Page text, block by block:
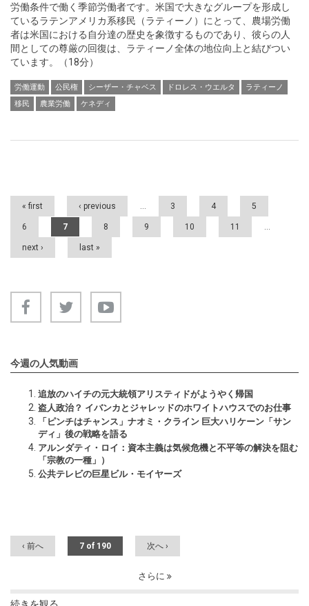
労働条件で働く季節労働者です。米国で大きなグループを形成し
ているラテンアメリカ系移民（ラティーノ）にとって、農場労働
者は米国における自分達の歴史を象徴するものであり、彼らの人
間としての尊厳の回復は、ラティーノ全体の地位向上と結びつい
ています。（18分）
労働運動 公民権 シーザー・チャベス ドロレス・ウエルタ
ラティーノ
移民
農業労働 ケネディ
Pages
« first ‹ previous … 3 4 5
6 7 8 9 10 11 …
next › last »
今週の人気動画
追放のハイチの元大統領アリスティドがようやく帰国
盗人政治？ イバンカとジャレッドのホワイトハウスでのお仕事
「ピンチはチャンス」ナオミ・クライン 巨大ハリケーン「サン
ディ」後の戦略を語る
アルンダティ・ロイ：資本主義は気候危機と不平等の解決を阻む
「宗教の一種」）
公共テレビの巨星ビル・モイヤーズ
‹ 前へ 7 of 190 次へ ›
さらに